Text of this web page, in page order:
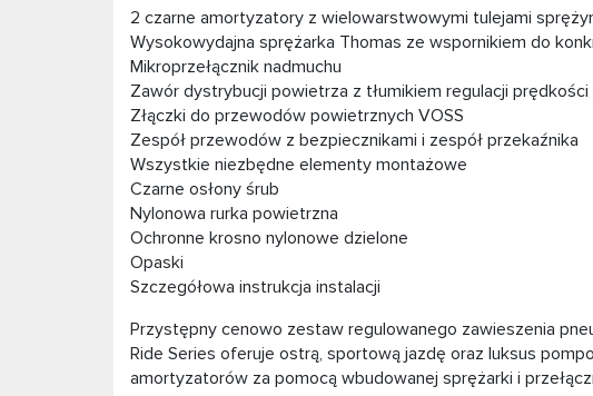
2 czarne amortyzatory z wielowarstwowymi tulejami
Wysokowydajna sprężarka Thomas ze wspornikiem do
Mikroprzełącznik nadmuchu
Zawór dystrybucji powietrza z tłumikiem regulacji
Złączki do przewodów powietrznych VOSS
Zespół przewodów z bezpiecznikami i zespół przekaźnika
Wszystkie niezbędne elementy montażowe
Czarne osłony śrub
Nylonowa rurka powietrzna
Ochronne krosno nylonowe dzielone
Opaski
Szczegółowa instrukcja instalacji
Przystępny cenowo zestaw regulowanego zawieszenia
Ride Series oferuje ostrą, sportową jazdę oraz luksus
amortyzatorów za pomocą wbudowanej sprężarki i